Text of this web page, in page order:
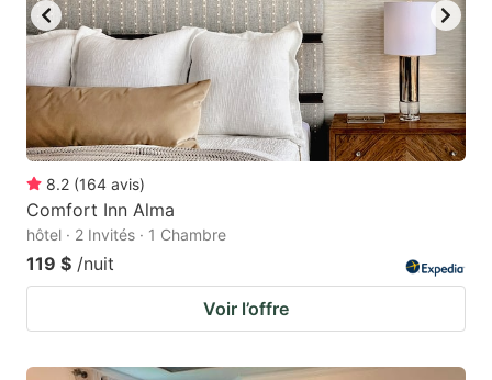
8.2 (164 avis)
Comfort Inn Alma
hôtel · 2 Invités · 1 Chambre
119 $ /nuit
Voir l’offre